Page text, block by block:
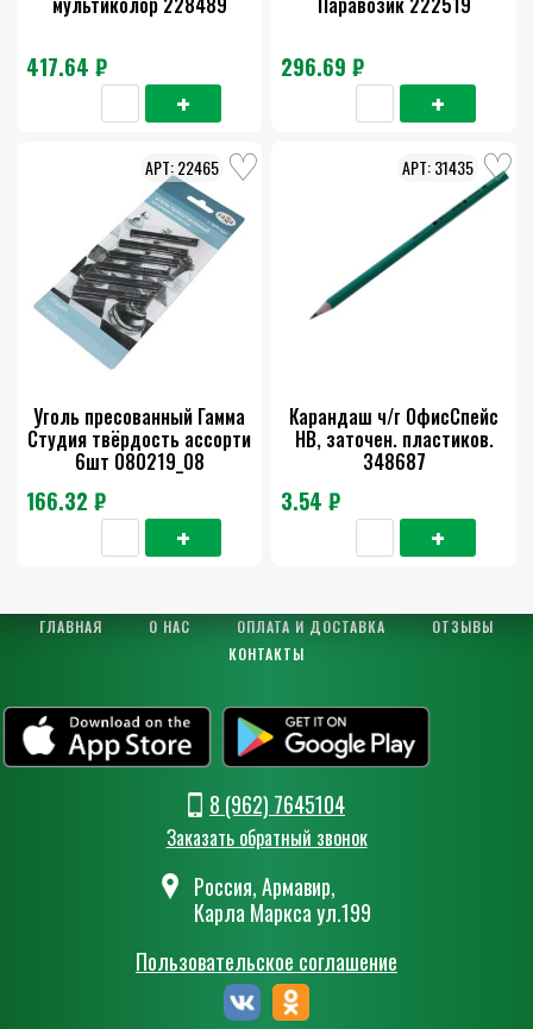
417.64 ₽ 296.69 ₽
Уголь пресованный Гамма
Студия твёрдость ассорти
6шт 080219_08
166.32 ₽
22465
Карандаш ч/г ОфисСпейс
НВ, заточен. пластиков.
348687
3.54 ₽
31435
ГЛАВНАЯ О НАС ОПЛАТА И ДОСТАВКА
ОТЗЫВЫ
КОНТАКТЫ
8 (962) 7645104
Заказать обратный звонок
Россия, Армавир,
Карла Маркса ул.199
Пользовательское соглашение